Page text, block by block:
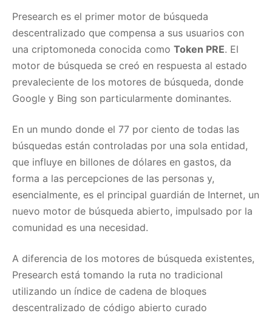
Presearch es el primer motor de búsqueda
descentralizado que compensa a sus usuarios con
una criptomoneda conocida como Token PRE. El
motor de búsqueda se creó en respuesta al estado
prevaleciente de los motores de búsqueda, donde
Google y Bing son particularmente dominantes.
En un mundo donde el 77 por ciento de todas las
búsquedas están controladas por una sola entidad,
que influye en billones de dólares en gastos, da
forma a las percepciones de las personas y,
esencialmente, es el principal guardián de Internet, un
nuevo motor de búsqueda abierto, impulsado por la
comunidad es una necesidad.
A diferencia de los motores de búsqueda existentes,
Presearch está tomando la ruta no tradicional
utilizando un índice de cadena de bloques
descentralizado de código abierto curado